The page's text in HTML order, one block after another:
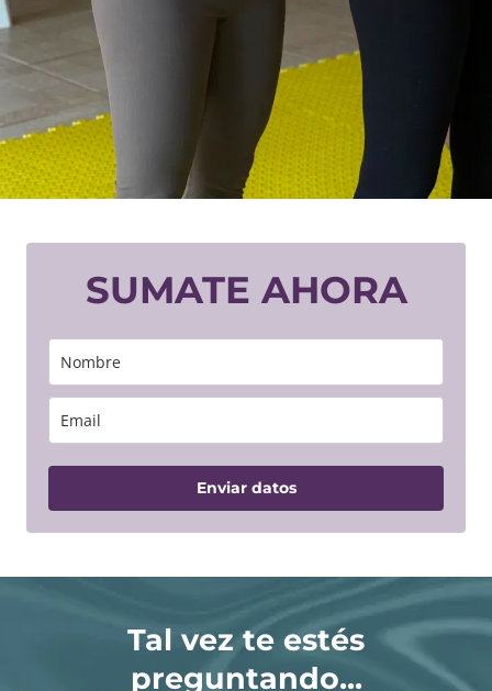
SUMATE AHORA
Enviar datos
Tal vez te estés
preguntando...